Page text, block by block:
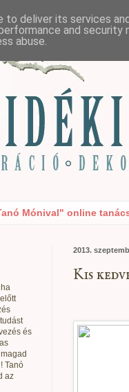
Mónival" online
2013.
Kis
és
Tanó
az
deliver its services
and
abuse.